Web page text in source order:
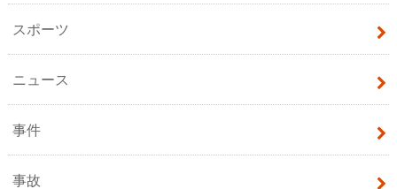
スポーツ
ニュース
事件
事故